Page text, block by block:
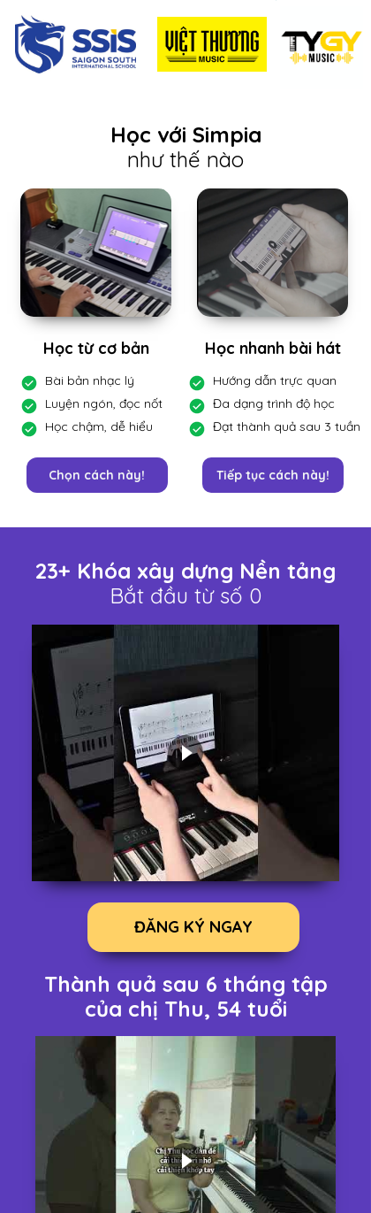
Học với Simpia
như thế nào
Học từ cơ bản Học nhanh bài hát
Bài bản nhạc lý
Luyện ngón, đọc nốt
Học chậm, dễ hiểu
Hướng dẫn trực quan
Đa dạng trình độ học
Đạt thành quả sau 3 tuần
Chọn cách này! Tiếp tục cách này!
ĐĂNG KÝ NGAY
23+ Khóa xây dựng Nền tảng
Bắt đầu từ số 0
Thành quả sau 6 tháng tập
của chị Thu, 54 tuổi